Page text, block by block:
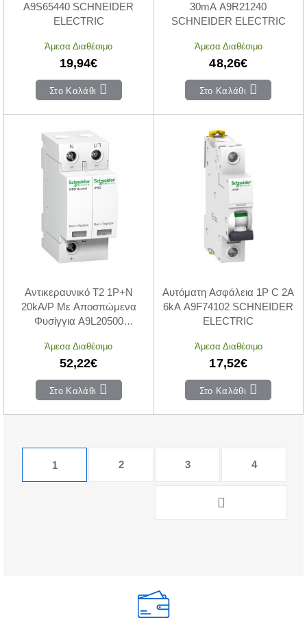
A9S65440 SCHNEIDER
ELECTRIC
Άμεσα Διαθέσιμο
19,94€
Στο Καλάθι
30mA A9R21240
SCHNEIDER ELECTRIC
Άμεσα Διαθέσιμο
48,26€
Στο Καλάθι
Αντικεραυνικό T2 1P+N
20kA/P Με Αποσπώμενα
Φυσίγγια A9L20500
Άμεσα Διαθέσιμο
52,22€
Στο Καλάθι
Αυτόματη Ασφάλεια 1P C 2A
6kA A9F74102 SCHNEIDER
ELECTRIC
Άμεσα Διαθέσιμο
17,52€
Στο Καλάθι
1 2 3 4